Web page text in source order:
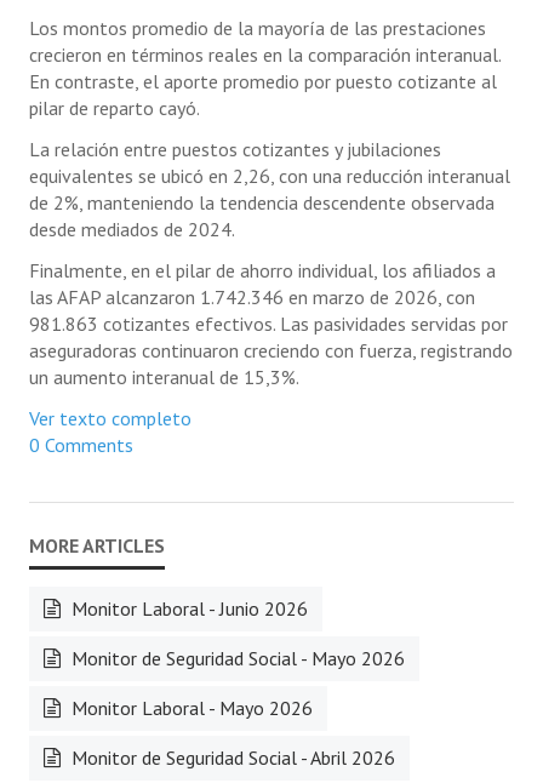
Los montos promedio de la mayoría de las prestaciones
crecieron en términos reales en la comparación interanual.
En contraste, el aporte promedio por puesto cotizante al
pilar de reparto cayó.
La relación entre puestos cotizantes y jubilaciones
equivalentes se ubicó en 2,26, con una reducción interanual
de 2%, manteniendo la tendencia descendente observada
desde mediados de 2024.
Finalmente, en el pilar de ahorro individual, los afiliados a
las AFAP alcanzaron 1.742.346 en marzo de 2026, con
981.863 cotizantes efectivos. Las pasividades servidas por
aseguradoras continuaron creciendo con fuerza, registrando
un aumento interanual de 15,3%.
Ver texto completo
0 Comments
Monitor Laboral - Junio 2026
Monitor de Seguridad Social - Mayo 2026
Monitor Laboral - Mayo 2026
Monitor de Seguridad Social - Abril 2026